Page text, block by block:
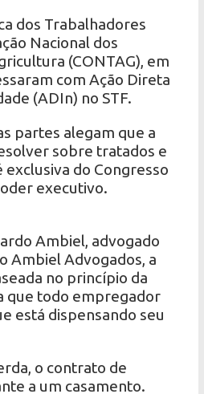
dos Trabalhadores
Nacional dos
(CONTAG), em
com Ação Direta
(ADIn) no STF.
partes alegam que a
sobre tratados e
exclusiva do Congresso
executivo.
Ambiel, advogado
Ambiel Advogados, a
no princípio da
que todo empregador
está dispensando seu
o contrato de
a um casamento.